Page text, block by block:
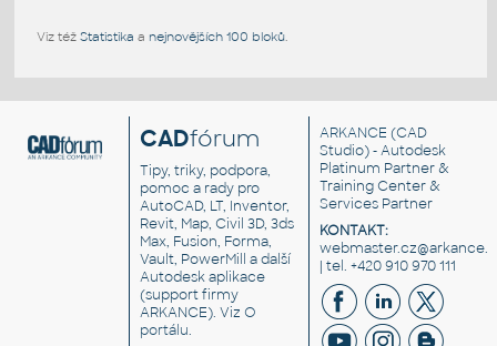
Viz též Statistika a nejnovějších 100 bloků.
CADfórum
Tipy, triky, podpora,
pomoc a rady pro
AutoCAD, LT, Inventor,
Revit, Map, Civil 3D, 3ds
Max, Fusion, Forma,
Vault, PowerMill a další
Autodesk aplikace
(support firmy
ARKANCE). VizO
portálu.
ARKANCE (CAD
Studio) - Autodesk
Platinum Partner &
Training Center &
Services Partner
KONTAKT:
| tel. +420 910 970 111